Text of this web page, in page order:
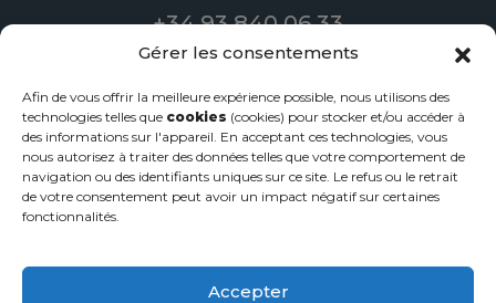
Gérer les consentements
Afin de vous offrir la meilleure expérience possible, nous utilisons des
technologies telles que cookies (cookies) pour stocker et/ou accéder à
des informations sur l'appareil. En acceptant ces technologies, vous
nous autorisez à traiter des données telles que votre comportement de
navigation ou des identifiants uniques sur ce site. Le refus ou le retrait
de votre consentement peut avoir un impact négatif sur certaines
fonctionnalités.
Accepter
+34 93 840 06 33
© 2022 Planetary Productions | Tous droits réservés
Conception de sites web-Services de streaming-Vidéos
d'entreprise
Politique de confidentialité·Mentions légales·Politique en